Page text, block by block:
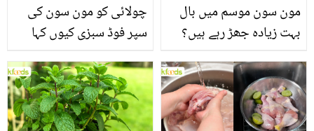
چولائی کو مون سون کی
سپر فوڈ سبزی کیوں کہا
منرلز اور اینٹی آکسیڈنٹس
سے بھرپور اس سبزی کے
فائدے
مون سون موسم میں بال
بہت زیادہ جھڑ رہے ہیں؟
بنانے کے چند قدرتی طریقے